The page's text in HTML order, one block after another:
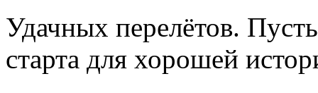
Удачных перелётов.
старта для хорошей